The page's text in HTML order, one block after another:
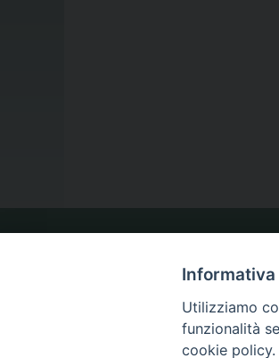
LA NOSTRA DIOCESI
IL VESCOVO
Informativa
Utilizziamo
funzionalità
cookie policy.